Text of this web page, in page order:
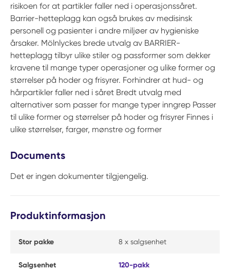
risikoen for at partikler faller ned i operasjonssåret.
Barrier-hetteplagg kan også brukes av medisinsk
personell og pasienter i andre miljøer av hygieniske
årsaker. Mölnlyckes brede utvalg av BARRIER-
hetteplagg tilbyr ulike stiler og passformer som dekker
kravene til mange typer operasjoner og ulike former og
størrelser på hoder og frisyrer. Forhindrer at hud- og
hårpartikler faller ned i såret Bredt utvalg med
alternativer som passer for mange typer inngrep Passer
til ulike former og størrelser på hoder og frisyrer Finnes i
ulike størrelser, farger, mønstre og former
Documents
Det er ingen dokumenter tilgjengelig.
Produktinformasjon
Stor pakke 8 x salgsenhet
Salgsenhet 120-pakk